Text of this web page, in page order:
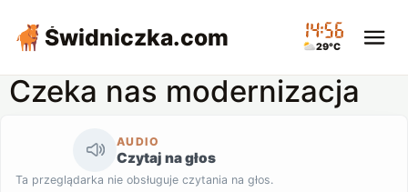
Świdniczka.com 14:56
29°C
Czeka nas modernizacja
AUDIO
Czytaj na głos
Ta przeglądarka nie obsługuje czytania na głos.